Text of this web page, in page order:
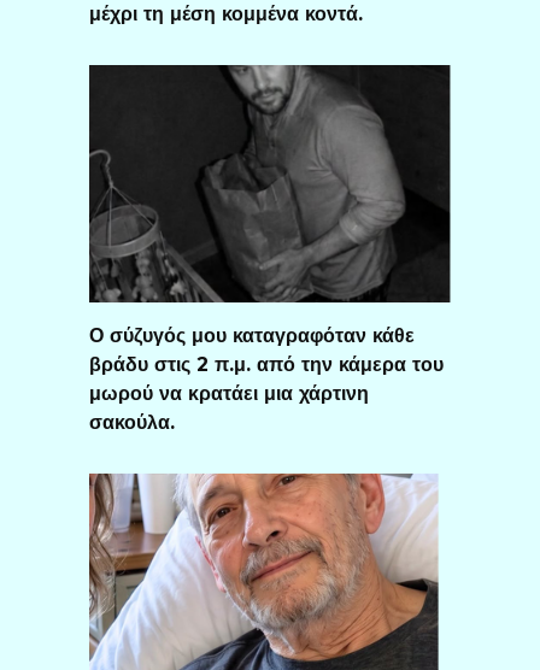
μέχρι τη μέση κομμένα κοντά.
Ο σύζυγός μου καταγραφόταν κάθε
βράδυ στις 2 π.μ. από την κάμερα του
μωρού να κρατάει μια χάρτινη
σακούλα.